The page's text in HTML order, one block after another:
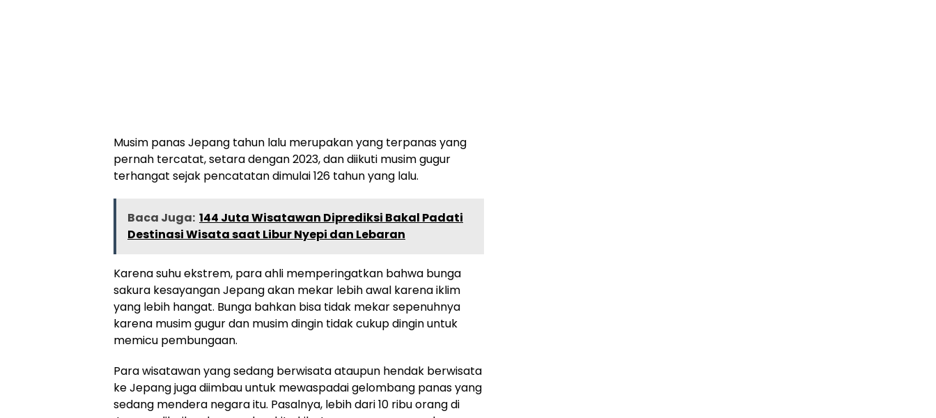
Musim panas Jepang tahun lalu merupakan yang terpanas yang
pernah tercatat, setara dengan 2023, dan diikuti musim gugur
terhangat sejak pencatatan dimulai 126 tahun yang lalu.
Baca Juga: 144 Juta Wisatawan Diprediksi Bakal Padati
Destinasi Wisata saat Libur Nyepi dan Lebaran
Karena suhu ekstrem, para ahli memperingatkan bahwa bunga
sakura kesayangan Jepang akan mekar lebih awal karena iklim
yang lebih hangat. Bunga bahkan bisa tidak mekar sepenuhnya
karena musim gugur dan musim dingin tidak cukup dingin untuk
memicu pembungaan.
Para wisatawan yang sedang berwisata ataupun hendak berwisata
ke Jepang juga diimbau untuk mewaspadai gelombang panas yang
sedang mendera negara itu. Pasalnya, lebih dari 10 ribu orang di